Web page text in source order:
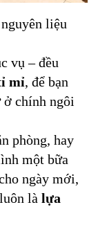
liệu
vụ – đều
mỉ, để bạn
ở chính ngôi
phòng, hay
một bữa
ngày mới,
là lựa